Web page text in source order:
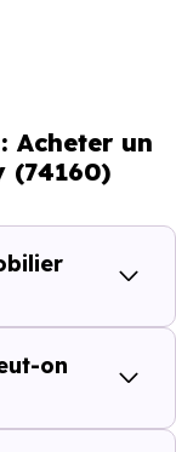
locative locale
1 établissements
qui constituent
ou investir
Acheter un
(74160)
on